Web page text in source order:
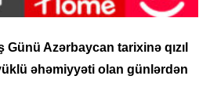
Azərbaycan tarixinə qızıl
əhəmiyyəti olan günlərdən